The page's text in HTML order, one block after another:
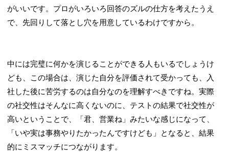
がいいです。プロがいろいろ回答のズルの仕方を考えたうえ
で、先回りして落とし穴を用意しているわけですから。
中には完璧に何かを演じることができる人もいるでしょうけ
ども、この場合は、演じた自分を評価されて受かっても、入
社した後に苦労するのは自分なのを理解すべきですね。実際
の社交性はそんなに高くないのに、テストの結果で社交性が
高いということで、「君、営業ね」みたいな感じになって、
「いや実は事務やりたかったんですけども」となると、結果
的にミスマッチにつながります。